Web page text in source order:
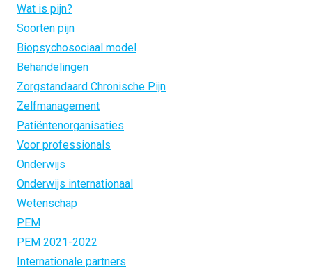
Wat is pijn?
Soorten pijn
Biopsychosociaal model
Behandelingen
Zorgstandaard Chronische Pijn
Zelfmanagement
Patiëntenorganisaties
Voor professionals
Onderwijs
Onderwijs internationaal
Wetenschap
PEM
PEM 2021-2022
Internationale partners